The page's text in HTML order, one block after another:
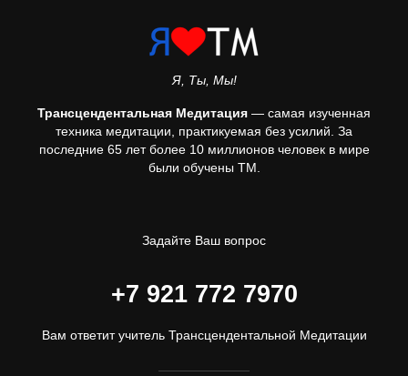
Я, Ты, Мы!
Трансцендентальная Медитация — самая изученная
техника медитации, практикуемая без усилий. За
последние 65 лет более 10 миллионов человек в мире
были обучены ТМ.
Задайте Ваш вопрос
+7 921 772 7970
Вам ответит учитель Трансцендентальной Медитации